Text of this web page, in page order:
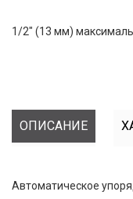
1/2" (13 мм)
ОПИСАНИЕ
Автоматическое